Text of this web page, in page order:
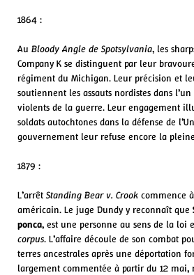
1864 :
Au Bloody Angle de Spotsylvania, les
Company K se distinguent par leur
régiment du Michigan. Leur précision et
soutiennent les assauts nordistes dans
violents de la guerre. Leur engagement
soldats autochtones dans la défense de
gouvernement leur refuse encore la
1879 :
L’arrêtStanding Bear v. Crook commence
américain. Le juge Dundy y reconnaît que
ponca, est une personne au sens de la loi
corpus. L’affaire découle de son combat
terres ancestrales après une déportation
largement commentée à partir du 12